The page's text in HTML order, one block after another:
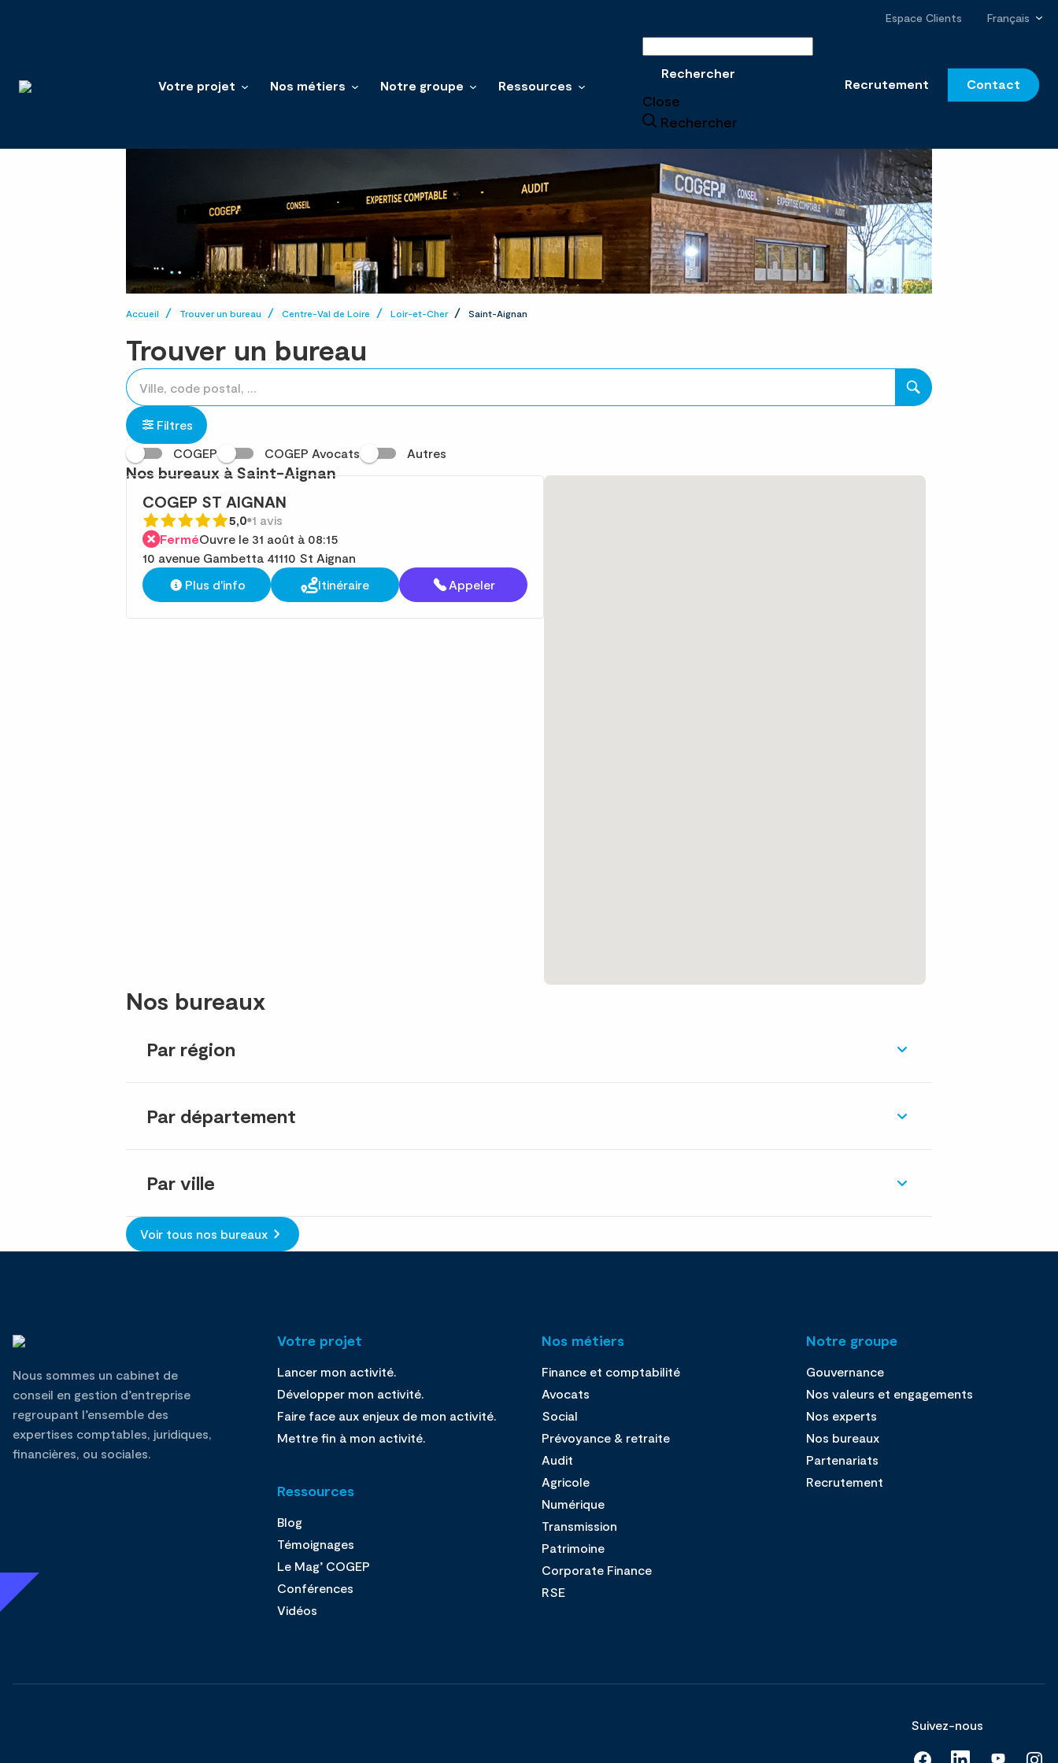
Espace Clients Français
Votre projet Nos métiers Notre groupe Ressources
Rechercher
Close
Rechercher
Recrutement Contact
Accueil Trouver un bureau Centre-Val de Loire Loir-et-Cher Saint-Aignan
Trouver un bureau
Veuillez
renseigner
une
adresse
{{count}}
résultat(s)
trouvé(s)
Filtres
COGEP
COGEP Avocats Autres
Nos bureaux à Saint-Aignan
COGEP ST AIGNAN
5,0 1 avis
FerméOuvre le 31 août à 08:15
10 avenue Gambetta 41110 St Aignan
Plus d'info
Itinéraire Appeler
Nos bureaux
Par région
Par département
Par ville
Voir tous nos bureaux
Nous sommes un cabinet de
conseil en gestion d’entreprise
regroupant l’ensemble des
expertises comptables, juridiques,
financières, ou sociales.
Votre projet
Lancer mon activité.
Développer mon activité.
Faire face aux enjeux de mon activité.
Mettre fin à mon activité.
Nos métiers
Finance et comptabilité
Avocats
Social
Prévoyance & retraite
Audit
Agricole
Numérique
Transmission
Patrimoine
Corporate Finance
RSE
Notre groupe
Gouvernance
Nos valeurs et engagements
Nos experts
Nos bureaux
Partenariats
Recrutement
Ressources
Blog
Témoignages
Le Mag’ COGEP
Conférences
Vidéos
Suivez-nous